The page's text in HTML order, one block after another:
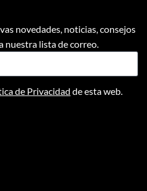
novedades, noticias, consejos
nuestra lista de correo.
de Privacidad de esta web.